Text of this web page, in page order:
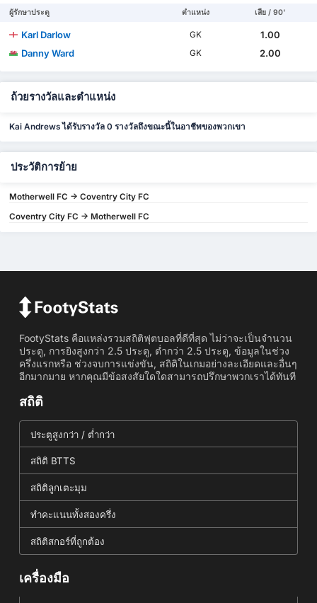
ผู้รักษาประตู ตำแหน่ง เสีย / 90'
Karl Darlow GK
1.00
Danny Ward
GK 2.00
ถ้วยรางวัลและตำแหน่ง
Kai Andrews ได้รับรางวัล 0 รางวัลถึงขณะนี้ในอาชีพของพวกเขา
ประวัติการย้าย
Motherwell FC -> Coventry City FC
Coventry City FC -> Motherwell FC
FootyStats คือแหล่งรวมสถิติฟุตบอลที่ดีที่สุด ไม่ว่าจะเป็นจำนวน
ประตู, การยิงสูงกว่า 2.5 ประตู, ต่ำกว่า 2.5 ประตู, ข้อมูลในช่วง
ครึ่งแรกหรือ ช่วงจบการแข่งขัน, สถิติในเกมอย่างละเอียดและอื่นๆ
อีกมากมาย หากคุณมีข้อสงสัยใดใดสามารถปรึกษาพวกเราได้ทันที
สถิติ
ประตูสูงกว่า / ต่ำกว่า
สถิติ BTTS
สถิติลูกเตะมุม
ทำคะแนนทั้งสองครึ่ง
สถิติสกอร์ที่ถูกต้อง
เครื่องมือ